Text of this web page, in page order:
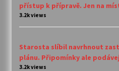
přístup k přípravě. Jen na
3.2k views
Starosta slíbil navrhnout
plánu. Připomínky ale
3.2k views